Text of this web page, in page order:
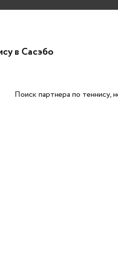
в Сасэбо
Поиск партнера по теннису,